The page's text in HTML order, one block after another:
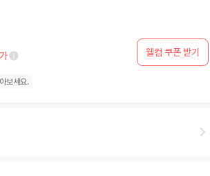
웰컴 쿠폰 받기
보세요.